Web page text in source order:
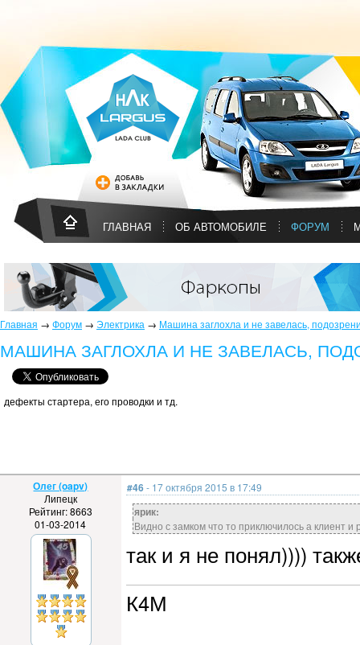
ГЛАВНАЯ ОБ АВТОМОБИЛЕ ФОРУМ
Главная → Форум → Электрика → Машина заглохла и не завелась,
МАШИНА ЗАГЛОХЛА И НЕ ЗАВЕЛАСЬ,
дефекты стартера, его проводки и тд.
Олег (oapv)
Липецк
Рейтинг: 8663
01-03-2014
#46- 17 октября 2015 в 17:49
ярик:
Видно с замком что то приключилось а клиент
так и я не понял))))
К4М